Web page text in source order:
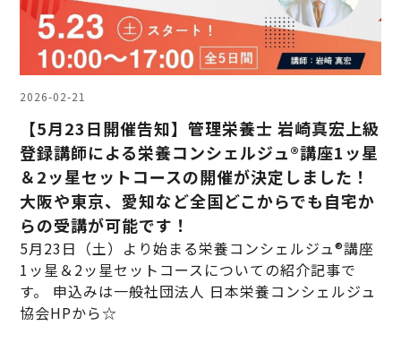
2026-02-21
【5月23日開催告知】管理栄養士 岩崎真宏上級
登録講師による栄養コンシェルジュ®講座1ッ星
＆2ッ星セットコースの開催が決定しました！
大阪や東京、愛知など全国どこからでも自宅か
らの受講が可能です！
5月23日（土）より始まる栄養コンシェルジュ®講座
1ッ星＆2ッ星セットコースについての紹介記事で
す。 申込みは一般社団法人 日本栄養コンシェルジュ
協会HPから☆